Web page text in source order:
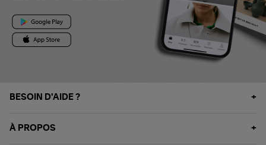
BESOIN D'AIDE ?
À PROPOS